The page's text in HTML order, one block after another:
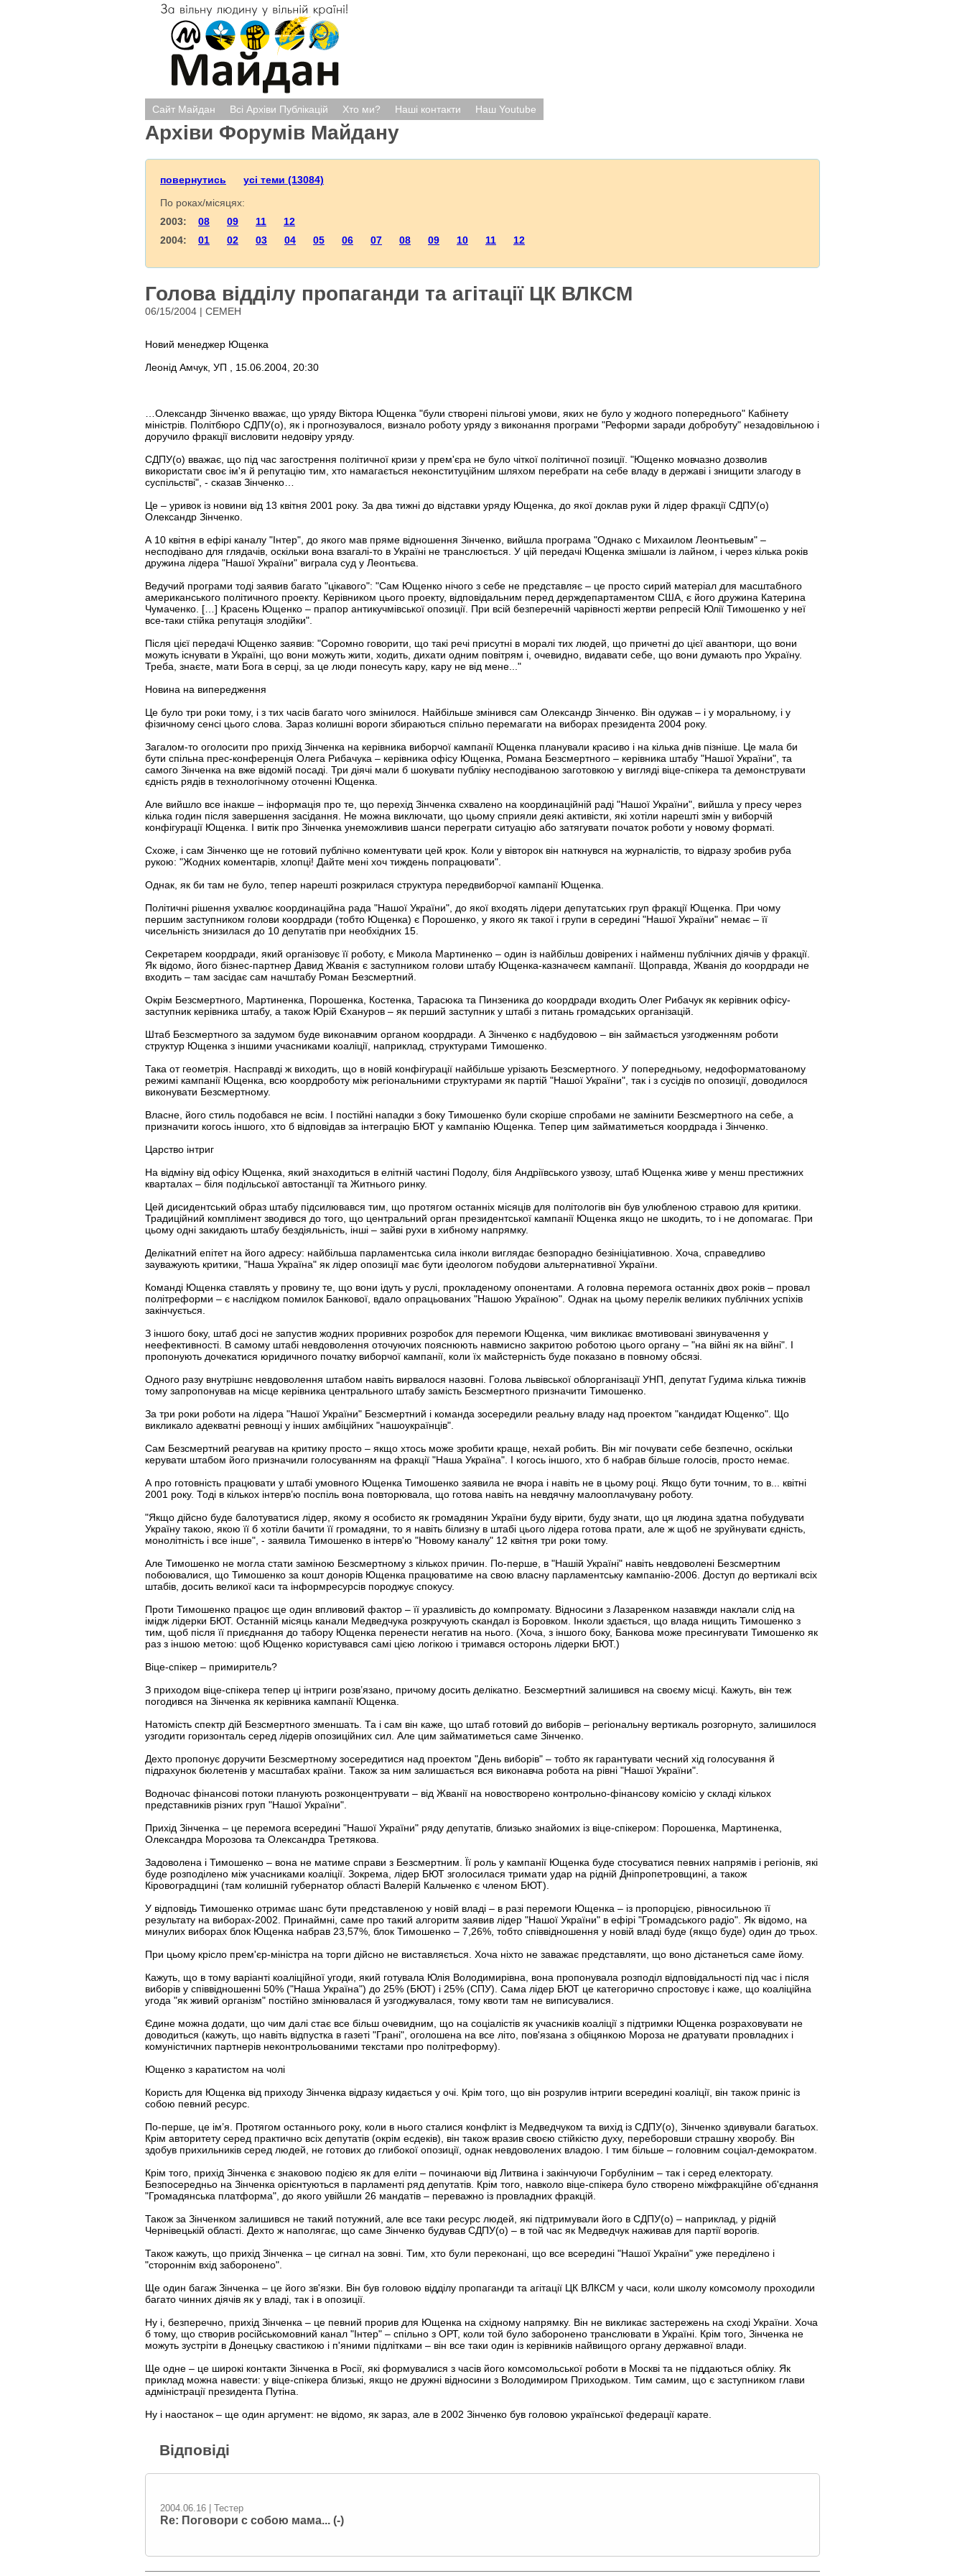
Сайт Майдан Всі Архіви Публікацій Хто ми? Наші контакти Наш Youtube
Архіви Форумів Майдану
повернутись
усі теми (13084)
По роках/місяцях:
2003: 08 09 11
12
2004: 01 02 03 04 05 06 07 08 09 10 11 12
Голова відділу пропаганди та агітації ЦК ВЛКСМ
06/15/2004 | СЕМЕН
Новий менеджер Ющенка
Леонід Амчук, УП , 15.06.2004, 20:30
…Олександр Зінченко вважає, що уряду Віктора Ющенка "були створені пільгові умови, яких не було у жодного попереднього" Кабінету
міністрів. Політбюро СДПУ(о), як і прогнозувалося, визнало роботу уряду з виконання програми "Реформи заради добробуту" незадовільною і
доручило фракції висловити недовіру уряду.
СДПУ(о) вважає, що під час загострення політичної кризи у прем'єра не було чіткої політичної позиції. "Ющенко мовчазно дозволив
використати своє ім'я й репутацію тим, хто намагається неконституційним шляхом перебрати на себе владу в державі і знищити злагоду в
суспільстві", - сказав Зінченко…
Це – уривок із новини від 13 квітня 2001 року. За два тижні до відставки уряду Ющенка, до якої доклав руки й лідер фракції СДПУ(о)
Олександр Зінченко.
А 10 квітня в ефірі каналу "Інтер", до якого мав пряме відношення Зінченко, вийшла програма "Однако с Михаилом Леонтьевым" –
несподівано для глядачів, оскільки вона взагалі-то в Україні не транслюється. У цій передачі Ющенка змішали із лайном, і через кілька років
дружина лідера "Нашої України" виграла суд у Леонтьєва.
Ведучий програми тоді заявив багато "цікавого": "Сам Ющенко нічого з себе не представляє – це просто сирий матеріал для масштабного
американського політичного проекту. Керівником цього проекту, відповідальним перед держдепартаментом США, є його дружина Катерина
Чумаченко. […] Красень Ющенко – прапор антикучмівської опозиції. При всій безперечній чарівності жертви репресій Юлії Тимошенко у неї
все-таки стійка репутація злодійки".
Після цієї передачі Ющенко заявив: "Соромно говорити, що такі речі присутні в моралі тих людей, що причетні до цієї авантюри, що вони
можуть існувати в Україні, що вони можуть жити, ходить, дихати одним повітрям і, очевидно, видавати себе, що вони думають про Україну.
Треба, знаєте, мати Бога в серці, за це люди понесуть кару, кару не від мене..."
Новина на випередження
Це було три роки тому, і з тих часів багато чого змінилося. Найбільше змінився сам Олександр Зінченко. Він одужав – і у моральному, і у
фізичному сенсі цього слова. Зараз колишні вороги збираються спільно перемагати на виборах президента 2004 року.
Загалом-то оголосити про прихід Зінченка на керівника виборчої кампанії Ющенка планували красиво і на кілька днів пізніше. Це мала би
бути спільна прес-конференція Олега Рибачука – керівника офісу Ющенка, Романа Безсмертного – керівника штабу "Нашої України", та
самого Зінченка на вже відомій посаді. Три діячі мали б шокувати публіку несподіваною заготовкою у вигляді віце-спікера та демонструвати
єдність рядів в технологічному оточенні Ющенка.
Але вийшло все інакше – інформація про те, що перехід Зінченка схвалено на координаційній раді "Нашої України", вийшла у пресу через
кілька годин після завершення засідання. Не можна виключати, що цьому сприяли деякі активісти, які хотіли нарешті змін у виборчій
конфігурації Ющенка. І витік про Зінченка унеможливив шанси переграти ситуацію або затягувати початок роботи у новому форматі.
Схоже, і сам Зінченко ще не готовий публічно коментувати цей крок. Коли у вівторок він наткнувся на журналістів, то відразу зробив руба
рукою: "Жодних коментарів, хлопці! Дайте мені хоч тиждень попрацювати".
Однак, як би там не було, тепер нарешті розкрилася структура передвиборчої кампанії Ющенка.
Політичні рішення ухвалює координаційна рада "Нашої України", до якої входять лідери депутатських груп фракції Ющенка. При чому
першим заступником голови коордради (тобто Ющенка) є Порошенко, у якого як такої і групи в середині "Нашої України" немає – її
чисельність знизилася до 10 депутатів при необхідних 15.
Секретарем коордради, який організовує її роботу, є Микола Мартиненко – один із найбільш довірених і найменш публічних діячів у фракції.
Як відомо, його бізнес-партнер Давид Жванія є заступником голови штабу Ющенка-казначеєм кампанії. Щоправда, Жванія до коордради не
входить – там засідає сам начштабу Роман Безсмертний.
Окрім Безсмертного, Мартиненка, Порошенка, Костенка, Тарасюка та Пинзеника до коордради входить Олег Рибачук як керівник офісу-
заступник керівника штабу, а також Юрій Єхануров – як перший заступник у штабі з питань громадських організацій.
Штаб Безсмертного за задумом буде виконавчим органом коордради. А Зінченко є надбудовою – він займається узгодженням роботи
структур Ющенка з іншими учасниками коаліції, наприклад, структурами Тимошенко.
Така от геометрія. Насправді ж виходить, що в новій конфігурації найбільше урізають Безсмертного. У попередньому, недоформатованому
режимі кампанії Ющенка, всю коордроботу між регіональними структурами як партій "Нашої України", так і з сусідів по опозиції, доводилося
виконувати Безсмертному.
Власне, його стиль подобався не всім. І постійні нападки з боку Тимошенко були скоріше спробами не замінити Безсмертного на себе, а
призначити когось іншого, хто б відповідав за інтеграцію БЮТ у кампанію Ющенка. Тепер цим займатиметься коордрада і Зінченко.
Царство інтриг
На відміну від офісу Ющенка, який знаходиться в елітній частині Подолу, біля Андріївського узвозу, штаб Ющенка живе у менш престижних
кварталах – біля подільської автостанції та Житнього ринку.
Цей дисидентський образ штабу підсилювався тим, що протягом останніх місяців для політологів він був улюбленою стравою для критики.
Традиційний комплімент зводився до того, що центральний орган президентської кампанії Ющенка якщо не шкодить, то і не допомагає. При
цьому одні закидають штабу бездіяльність, інші – зайві рухи в хибному напрямку.
Делікатний епітет на його адресу: найбільша парламентська сила інколи виглядає безпорадно безініціативною. Хоча, справедливо
зауважують критики, "Наша Україна" як лідер опозиції має бути ідеологом побудови альтернативної України.
Команді Ющенка ставлять у провину те, що вони ідуть у руслі, прокладеному опонентами. А головна перемога останніх двох років – провал
політреформи – є наслідком помилок Банкової, вдало опрацьованих "Нашою Україною". Однак на цьому перелік великих публічних успіхів
закінчується.
З іншого боку, штаб досі не запустив жодних проривних розробок для перемоги Ющенка, чим викликає вмотивовані звинувачення у
неефективності. В самому штабі невдоволення оточуючих пояснюють навмисно закритою роботою цього органу – "на війні як на війні". І
пропонують дочекатися юридичного початку виборчої кампанії, коли їх майстерність буде показано в повному обсязі.
Одного разу внутрішнє невдоволення штабом навіть вирвалося назовні. Голова львівської облорганізації УНП, депутат Гудима кілька тижнів
тому запропонував на місце керівника центрального штабу замість Безсмертного призначити Тимошенко.
За три роки роботи на лідера "Нашої України" Безсмертний і команда зосередили реальну владу над проектом "кандидат Ющенко". Що
викликало адекватні ревнощі у інших амбіційних "нашоукраїнців".
Сам Безсмертний реагував на критику просто – якщо хтось може зробити краще, нехай робить. Він міг почувати себе безпечно, оскільки
керувати штабом його призначили голосуванням на фракції "Наша Україна". І когось іншого, хто б набрав більше голосів, просто немає.
А про готовність працювати у штабі умовного Ющенка Тимошенко заявила не вчора і навіть не в цьому році. Якщо бути точним, то в... квітні
2001 року. Тоді в кількох інтерв’ю поспіль вона повторювала, що готова навіть на невдячну малооплачувану роботу.
"Якщо дійсно буде балотуватися лідер, якому я особисто як громадянин України буду вірити, буду знати, що ця людина здатна побудувати
Україну такою, якою її б хотіли бачити її громадяни, то я навіть білизну в штабі цього лідера готова прати, але ж щоб не зруйнувати єдність,
монолітність і все інше", - заявила Тимошенко в інтерв'ю "Новому каналу" 12 квітня три роки тому.
Але Тимошенко не могла стати заміною Безсмертному з кількох причин. По-перше, в "Нашій Україні" навіть невдоволені Безсмертним
побоювалися, що Тимошенко за кошт донорів Ющенка працюватиме на свою власну парламентську кампанію-2006. Доступ до вертикалі всіх
штабів, досить великої каси та інформресурсів породжує спокусу.
Проти Тимошенко працює ще один впливовий фактор – її уразливість до компромату. Відносини з Лазаренком назавжди наклали слід на
імідж лідерки БЮТ. Останній місяць канали Медведчука розкручують скандал із Боровком. Інколи здається, що влада нищить Тимошенко з
тим, щоб після її приєднання до табору Ющенка перенести негатив на нього. (Хоча, з іншого боку, Банкова може пресингувати Тимошенко як
раз з іншою метою: щоб Ющенко користувався самі цією логікою і тримався осторонь лідерки БЮТ.)
Віце-спікер – примиритель?
З приходом віце-спікера тепер ці інтриги розв’язано, причому досить делікатно. Безсмертний залишився на своєму місці. Кажуть, він теж
погодився на Зінченка як керівника кампанії Ющенка.
Натомість спектр дій Безсмертного зменшать. Та і сам він каже, що штаб готовий до виборів – регіональну вертикаль розгорнуто, залишилося
узгодити горизонталь серед лідерів опозиційних сил. Але цим займатиметься саме Зінченко.
Дехто пропонує доручити Безсмертному зосередитися над проектом "День виборів" – тобто як гарантувати чесний хід голосування й
підрахунок бюлетенів у масштабах країни. Також за ним залишається вся виконавча робота на рівні "Нашої України".
Водночас фінансові потоки планують розконцентрувати – від Жванії на новостворено контрольно-фінансову комісію у складі кількох
представників різних груп "Нашої України".
Прихід Зінченка – це перемога всередині "Нашої України" ряду депутатів, близько знайомих із віце-спікером: Порошенка, Мартиненка,
Олександра Морозова та Олександра Третякова.
Задоволена і Тимошенко – вона не матиме справи з Безсмертним. Її роль у кампанії Ющенка буде стосуватися певних напрямів і регіонів, які
буде розподілено між учасниками коаліції. Зокрема, лідер БЮТ зголосилася тримати удар на рідній Дніпропетровщині, а також
Кіровоградщині (там колишній губернатор області Валерій Кальченко є членом БЮТ).
У відповідь Тимошенко отримає шанс бути представленою у новій владі – в разі перемоги Ющенка – із пропорцією, рівносильною її
результату на виборах-2002. Принаймні, саме про такий алгоритм заявив лідер "Нашої України" в ефірі "Громадського радіо". Як відомо, на
минулих виборах блок Ющенка набрав 23,57%, блок Тимошенко – 7,26%, тобто співвідношення у новій владі буде (якщо буде) один до трьох.
При цьому крісло прем'єр-міністра на торги дійсно не виставляється. Хоча ніхто не заважає представляти, що воно дістанеться саме йому.
Кажуть, що в тому варіанті коаліційної угоди, який готувала Юлія Володимирівна, вона пропонувала розподіл відповідальності під час і після
виборів у співвідношенні 50% ("Наша Україна") до 25% (БЮТ) і 25% (СПУ). Сама лідер БЮТ це категорично спростовує і каже, що коаліційна
угода "як живий організм" постійно змінювалася й узгоджувалася, тому квоти там не виписувалися.
Єдине можна додати, що чим далі стає все більш очевидним, що на соціалістів як учасників коаліції з підтримки Ющенка розраховувати не
доводиться (кажуть, що навіть відпустка в газеті "Грані", оголошена на все літо, пов'язана з обіцянкою Мороза не дратувати провладних і
комуністичних партнерів неконтрольованими текстами про політреформу).
Ющенко з каратистом на чолі
Користь для Ющенка від приходу Зінченка відразу кидається у очі. Крім того, що він розрулив інтриги всередині коаліції, він також приніс із
собою певний ресурс.
По-перше, це ім’я. Протягом останнього року, коли в нього сталися конфлікт із Медведчуком та вихід із СДПУ(о), Зінченко здивували багатьох.
Крім авторитету серед практично всіх депутатів (окрім есдеків), він також вразив своєю стійкістю духу, переборовши страшну хворобу. Він
здобув прихильників серед людей, не готових до глибокої опозиції, однак невдоволених владою. І тим більше – головним соціал-демократом.
Крім того, прихід Зінченка є знаковою подією як для еліти – починаючи від Литвина і закінчуючи Горбуліним – так і серед електорату.
Безпосередньо на Зінченка орієнтуються в парламенті ряд депутатів. Крім того, навколо віце-спікера було створено міжфракційне об'єднання
"Громадянська платформа", до якого увійшли 26 мандатів – переважно із провладних фракцій.
Також за Зінченком залишився не такий потужний, але все таки ресурс людей, які підтримували його в СДПУ(о) – наприклад, у рідній
Чернівецькій області. Дехто ж наполягає, що саме Зінченко будував СДПУ(о) – в той час як Медведчук наживав для партії ворогів.
Також кажуть, що прихід Зінченка – це сигнал на зовні. Тим, хто були переконані, що все всередині "Нашої України" уже переділено і
"стороннім вхід заборонено".
Ще один багаж Зінченка – це його зв'язки. Він був головою відділу пропаганди та агітації ЦК ВЛКСМ у часи, коли школу комсомолу проходили
багато чинних діячів як у владі, так і в опозиції.
Ну і, безперечно, прихід Зінченка – це певний прорив для Ющенка на східному напрямку. Він не викликає застережень на сході України. Хоча
б тому, що створив російськомовний канал "Інтер" – спільно з ОРТ, коли той було заборонено транслювати в Україні. Крім того, Зінченка не
можуть зустріти в Донецьку свастикою і п'яними підлітками – він все таки один із керівників найвищого органу державної влади.
Ще одне – це широкі контакти Зінченка в Росії, які формувалися з часів його комсомольської роботи в Москві та не піддаються обліку. Як
приклад можна навести: у віце-спікера близькі, якщо не дружні відносини з Володимиром Приходьком. Тим самим, що є заступником глави
адміністрації президента Путіна.
Ну і наостанок – ще один аргумент: не відомо, як зараз, але в 2002 Зінченко був головою української федерації карате.
Відповіді
2004.06.16 | Тестер
Re: Поговори с собою мама... (-)